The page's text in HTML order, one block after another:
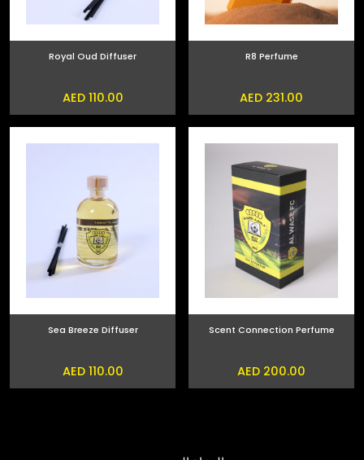
R8 Perfume
AED 231.00
Royal Oud Diffuser
AED 110.00
Scent Connection Perfume
AED 200.00
Sea Breeze Diffuser
AED 110.00